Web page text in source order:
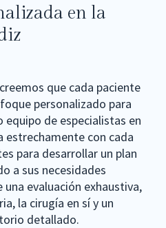
en la
que cada paciente
personalizado para
de especialistas en
estrechamente con cada
para desarrollar un plan
a sus necesidades
evaluación exhaustiva,
la cirugía en sí y un
detallado.